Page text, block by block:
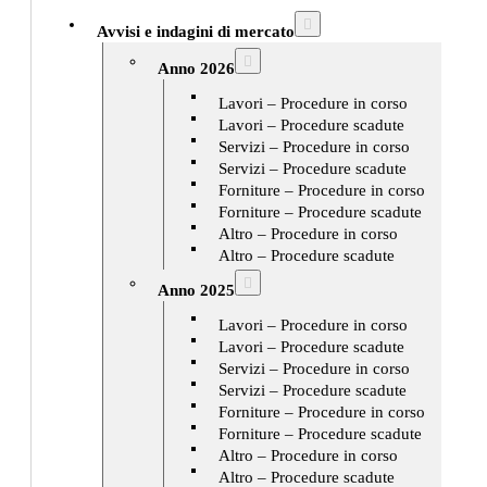
Avvisi e indagini di mercato
Anno 2026
Lavori – Procedure in corso
Lavori – Procedure scadute
Servizi – Procedure in corso
Servizi – Procedure scadute
Forniture – Procedure in corso
Forniture – Procedure scadute
Altro – Procedure in corso
Altro – Procedure scadute
Anno 2025
Lavori – Procedure in corso
Lavori – Procedure scadute
Servizi – Procedure in corso
Servizi – Procedure scadute
Forniture – Procedure in corso
Forniture – Procedure scadute
Altro – Procedure in corso
Altro – Procedure scadute